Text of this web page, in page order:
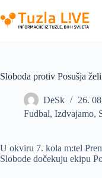
to
content
Sloboda protiv Posušja
DeSk
26.
Fudbal, Izdvajamo,
U okviru 7. kola m:tel
Slobode dočekuju ekipu